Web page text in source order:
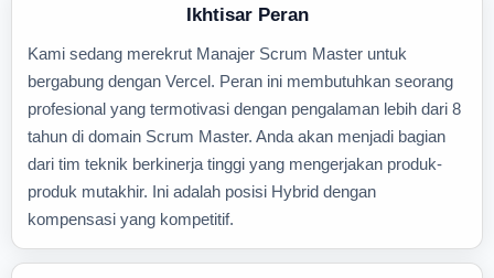
Ikhtisar Peran
Kami sedang merekrut Manajer Scrum Master untuk
bergabung dengan Vercel. Peran ini membutuhkan seorang
profesional yang termotivasi dengan pengalaman lebih dari 8
tahun di domain Scrum Master. Anda akan menjadi bagian
dari tim teknik berkinerja tinggi yang mengerjakan produk-
produk mutakhir. Ini adalah posisi Hybrid dengan
kompensasi yang kompetitif.